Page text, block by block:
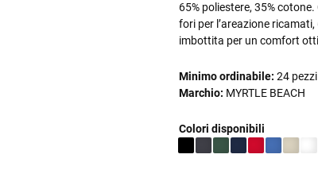
65% poliestere, 35%
fori per l’areazione
imbottita per un comfort
Minimo ordinabile: 24 pezzi
Marchio: MYRTLE BEACH
Colori disponibili